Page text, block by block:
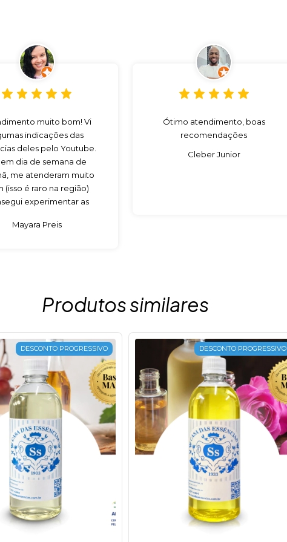
muito bom! Vi
indicações das
deles pelo Youtube.
em dia de semana de
me atenderam muito
(isso é raro na região)
experimentar as
Com certeza vou
Mayara Preis
Ótimo atendimento, boas
recomendações
Cleber Junior
Produtos similares
DESCONTO PROGRESSIVO DESCONTO PROGRESSIVO